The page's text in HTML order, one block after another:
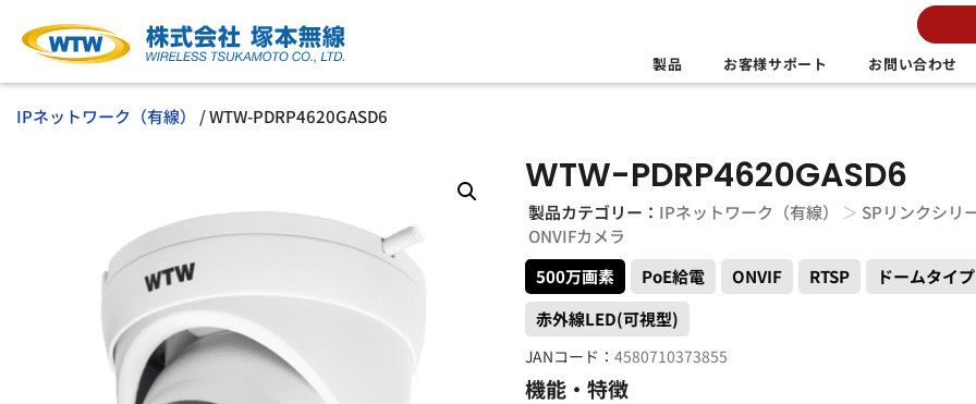
製品 お客様サポート お問い合わせ
IPネットワーク（有線） / WTW-PDRP4620GASD6
WTW-PDRP4620GASD6
製品カテゴリー： IPネットワーク（有線） ＞ SPリンクシリ
ONVIFカメラ
500万画素
PoE給電 ONVIF RTSP
ドームタイプ
赤外線LED(可視型)
JANコード： 4580710373855
機能・特徴